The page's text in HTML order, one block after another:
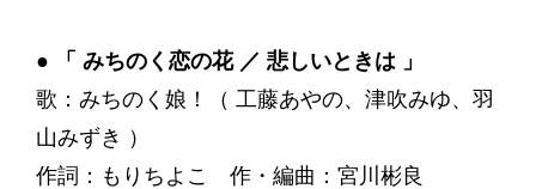
●
「 みちのく恋の花 ／ 悲しいときは 」
歌：みちのく娘！（ 工藤あやの、津吹みゆ、羽
山みずき ）
作詞：もりちよこ 作・編曲：宮川彬良